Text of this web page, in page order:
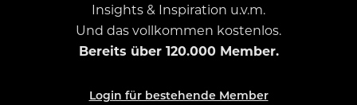
Insights & Inspiration u.v.m.
Und das vollkommen kostenlos.
Bereits über 120.000 Member.
Login für bestehende Member